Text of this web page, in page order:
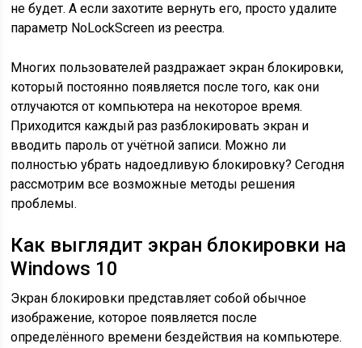
не будет. А если захотите вернуть его, просто удалите
параметр NoLockScreen из реестра.
Многих пользователей раздражает экран блокировки,
который постоянно появляется после того, как они
отлучаются от компьютера на некоторое время.
Приходится каждый раз разблокировать экран и
вводить пароль от учётной записи. Можно ли
полностью убрать надоедливую блокировку? Сегодня
рассмотрим все возможные методы решения
проблемы.
Как выглядит экран блокировки на
Windows 10
Экран блокировки представляет собой обычное
изображение, которое появляется после
определённого времени бездействия на компьютере.